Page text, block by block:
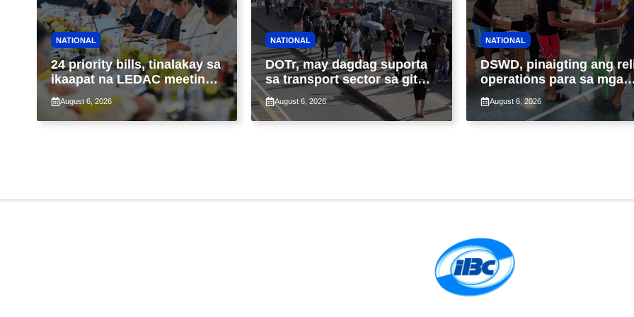
NATIONAL
24 priority bills, tinalakay sa
ikaapat na LEDAC meeting
sa pangunguna ni PBBM
August 6, 2026
NATIONAL
DOTr, may dagdag suporta
sa transport sector sa gitna
ng patuloy na suspensyon
ng taas-pasahe
August 6, 2026
NATIONAL
DSWD, pinaigting ang
operations para sa mga
apektado ng habagat at
Bagyong Luis, Maymay
August 6, 2026